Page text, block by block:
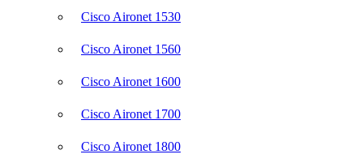
Cisco Aironet 1530
Cisco Aironet 1560
Cisco Aironet 1600
Cisco Aironet 1700
Cisco Aironet 1800